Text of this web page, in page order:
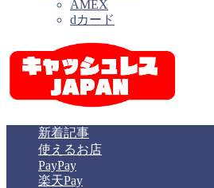
AMEX
dカード
新着記事
使えるお店
PayPay
楽天Pay